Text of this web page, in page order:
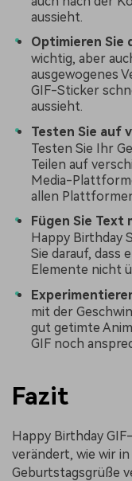
aussieht.
Optimieren Sie
wichtig, aber
ausgewogenes
GIF-Sticker
aussieht.
Testen Sie auf
Testen Sie Ihr
Teilen auf
Media-
allen
Fügen Sie Text
Happy Birthday
Sie darauf, dass
Elemente nicht
mit der
gut getimte
GIF noch
Fazit
Happy Birthday
verändert, wie wir
Geburtstagsgrüße